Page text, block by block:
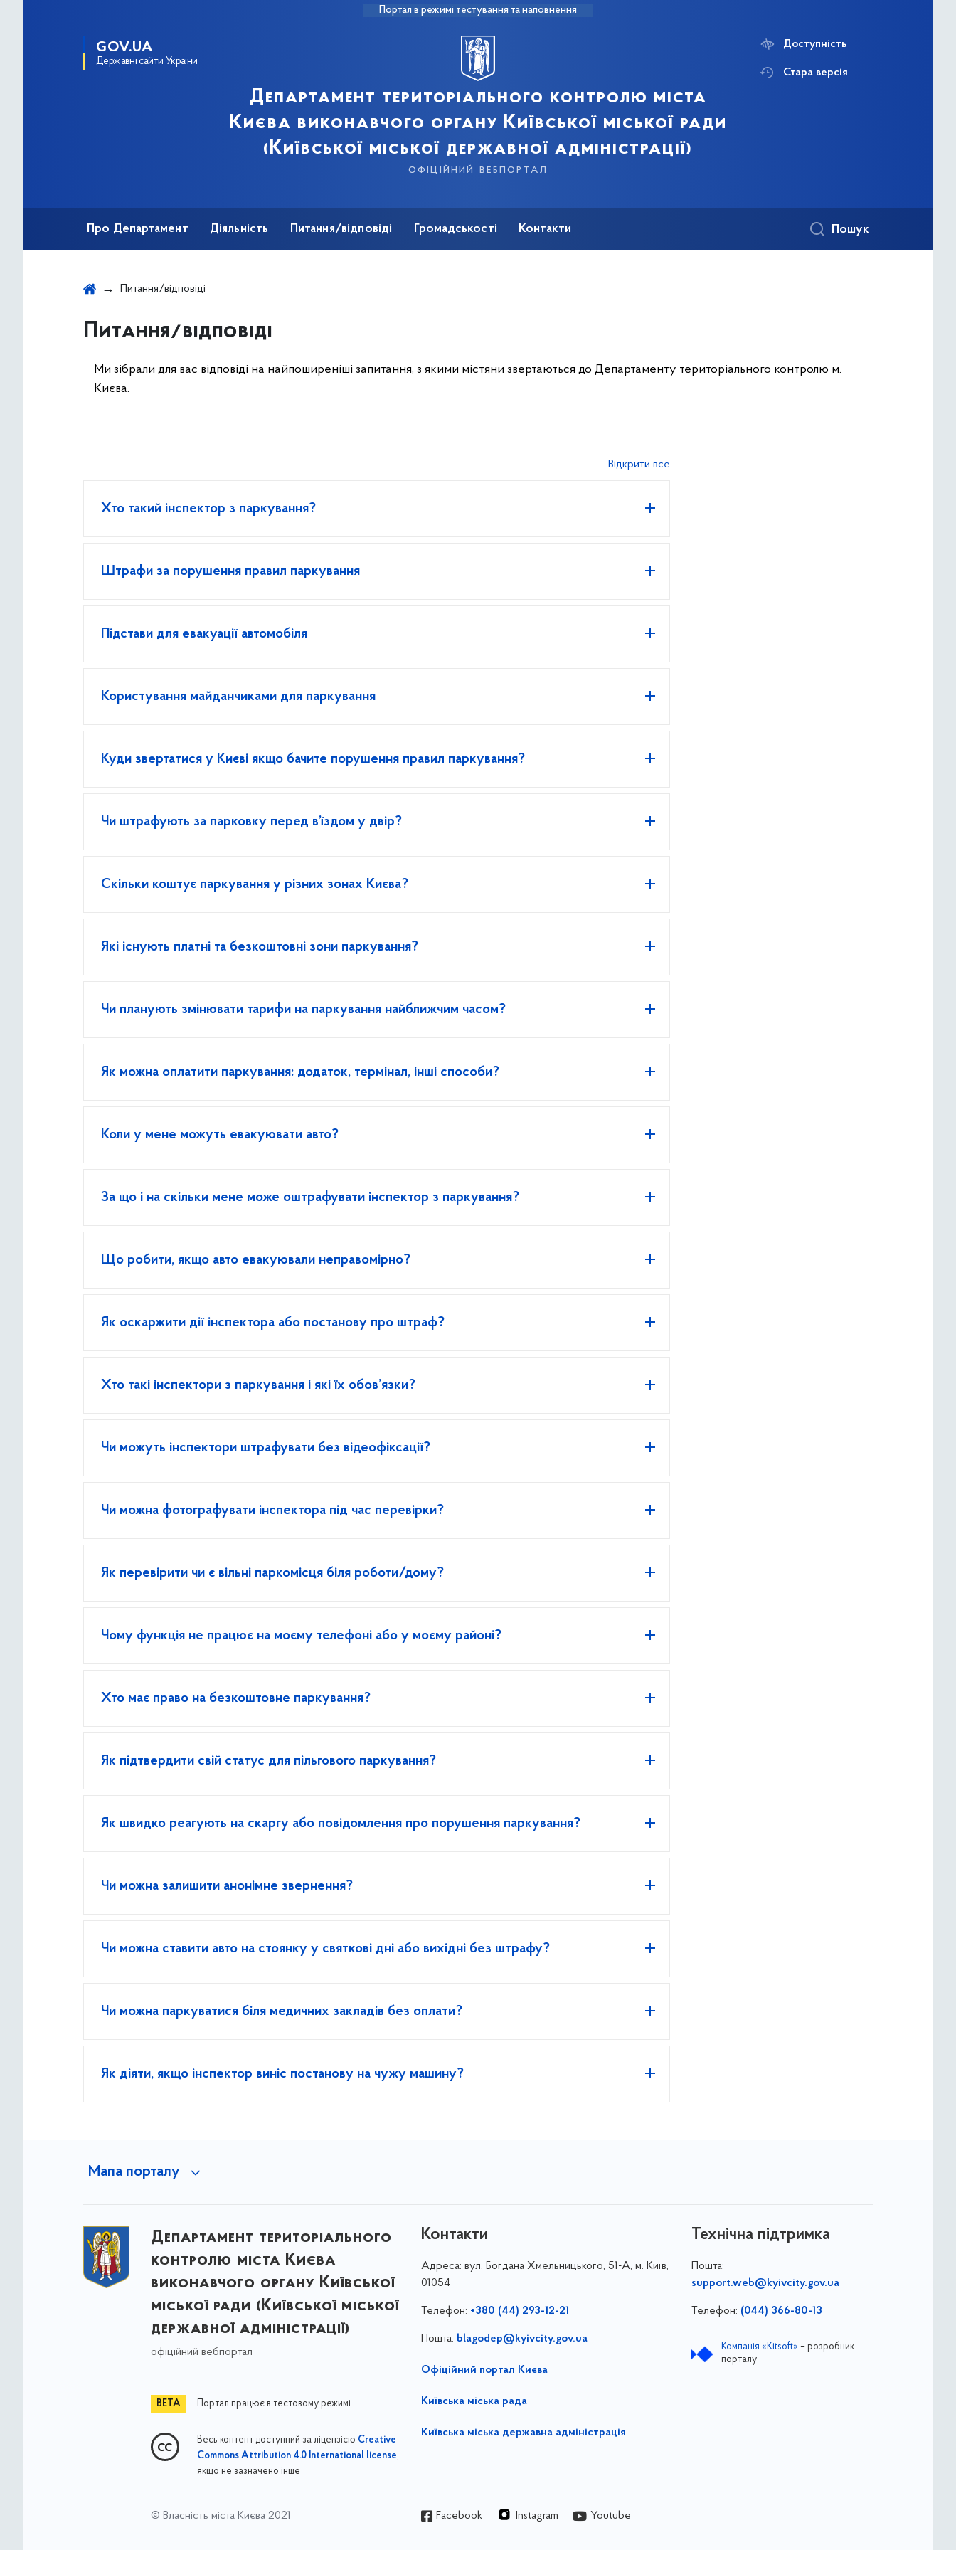
Портал в режимі тестування та наповнення
GOV.UA
Державні сайти України
Департамент територіального контролю міста
Києва виконавчого органу Київської міської ради
(Київської міської державної адміністрації)
офіційний вебпортал
Доступність
Стара версія
Про Департамент Діяльність Питання/відповіді Громадськості Контакти Пошук
Питання/відповіді
Питання/відповіді
Ми зібрали для вас відповіді на найпоширеніші запитання, з якими містяни звертаються до Департаменту територіального контролю м.
Києва.
Відкрити все
Хто такий інспектор з паркування?
Штрафи за порушення правил паркування
Підстави для евакуації автомобіля
Користування майданчиками для паркування
Куди звертатися у Києві якщо бачите порушення правил паркування?
Чи штрафують за парковку перед в’їздом у двір?
Скільки коштує паркування у різних зонах Києва?
Які існують платні та безкоштовні зони паркування?
Чи планують змінювати тарифи на паркування найближчим часом?
Як можна оплатити паркування: додаток, термінал, інші способи?
Коли у мене можуть евакуювати авто?
За що і на скільки мене може оштрафувати інспектор з паркування?
Що робити, якщо авто евакуювали неправомірно?
Як оскаржити дії інспектора або постанову про штраф?
Хто такі інспектори з паркування і які їх обов’язки?
Чи можуть інспектори штрафувати без відеофіксації?
Чи можна фотографувати інспектора під час перевірки?
Як перевірити чи є вільні паркомісця біля роботи/дому?
Чому функція не працює на моєму телефоні або у моєму районі?
Хто має право на безкоштовне паркування?
Як підтвердити свій статус для пільгового паркування?
Як швидко реагують на скаргу або повідомлення про порушення паркування?
Чи можна залишити анонімне звернення?
Чи можна ставити авто на стоянку у святкові дні або вихідні без штрафу?
Чи можна паркуватися біля медичних закладів без оплати?
Як діяти, якщо інспектор виніс постанову на чужу машину?
Мапа порталу
Департамент територіального
контролю міста Києва
виконавчого органу Київської
міської ради (Київської міської
державної адміністрації)
офіційний вебпортал
Портал працює в тестовому режимі
Весь контент доступний за ліцензією Creative
Commons Attribution 4.0 International license,
якщо не зазначено інше
Контакти
Адреса: вул. Богдана Хмельницького, 51-А, м. Київ,
01054
Телефон: +380 (44) 293-12-21
Пошта: blagodep@kyivcity.gov.ua
Офіційний портал Києва
Київська міська рада
Київська міська державна адміністрація
Технічна підтримка
Пошта:
support.web@kyivcity.gov.ua
Телефон: (044) 366-80-13
Компанія «Kitsoft» – розробник
порталу
© Власність міста Києва 2021 Facebook Instagram Youtube